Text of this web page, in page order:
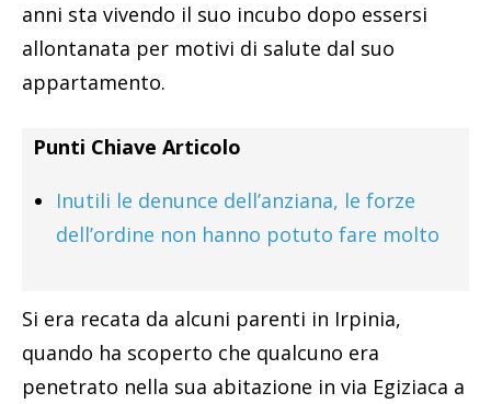
anni sta vivendo il suo incubo dopo essersi
allontanata per motivi di salute dal suo
appartamento.
Punti Chiave Articolo
Inutili le denunce dell’anziana, le forze
dell’ordine non hanno potuto fare molto
Si era recata da alcuni parenti in Irpinia,
quando ha scoperto che qualcuno era
penetrato nella sua abitazione in via Egiziaca a